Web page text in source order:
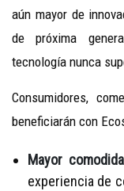
aún mayor de
de próxima
tecnología nunca
Consumidores,
beneficiarán con
Mayor
experiencia de